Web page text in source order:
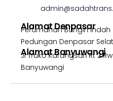
Alamat Denpasar
Perumahan Bungin Indah
Pedungan Denpasar
Alamat Banyuwangi
Jl Truko Karangsari Rt 2
Banyuwangi